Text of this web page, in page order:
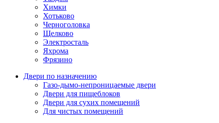
Химки
Хотьково
Черноголовка
Щелково
Электросталь
Яхрома
Фрязино
Двери по назначению
Газо-дымо-непроницаемые двери
Двери для пищеблоков
Двери для сухих помещений
Для чистых помещений